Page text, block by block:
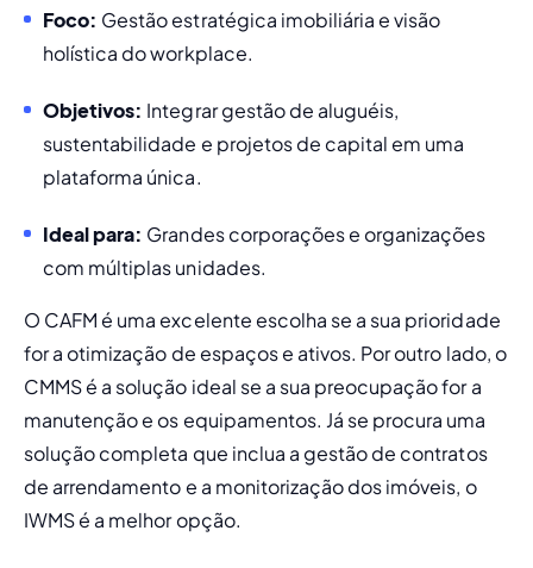
Foco: Gestão estratégica imobiliária e visão
holística do workplace.
Objetivos: Integrar gestão de aluguéis,
sustentabilidade e projetos de capital em uma
plataforma única.
Ideal para: Grandes corporações e organizações
com múltiplas unidades.
O CAFM é uma excelente escolha se a sua prioridade
for a otimização de espaços e ativos. Por outro lado, o
CMMS é a solução ideal se a sua preocupação for a
manutenção e os equipamentos. Já se procura uma
solução completa que inclua a gestão de contratos
de arrendamento e a monitorização dos imóveis, o
IWMS é a melhor opção.